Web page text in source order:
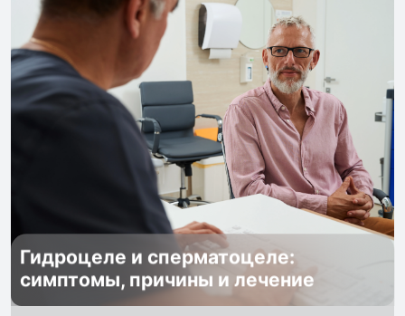
Гидроцеле и сперматоцеле:
симптомы, причины и лечение